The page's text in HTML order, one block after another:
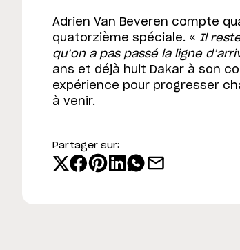
Adrien Van Beveren compte
quatorzième spéciale. « Il
qu’on a pas passé la ligne
ans et déjà huit Dakar à son
expérience pour progresser
à venir.
Partager sur: